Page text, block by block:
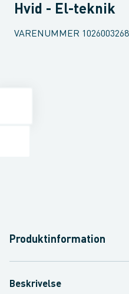
Hvid - El-teknik
VARENUMMER 1026003268
Produktinformation
Beskrivelse